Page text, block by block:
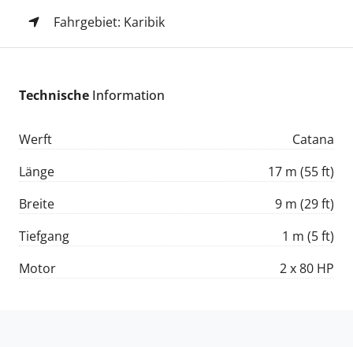
Fahrgebiet: Karibik
Technische Information
Werft
Catana
Länge
17 m (55 ft)
Breite
9 m (29 ft)
Tiefgang
1 m (5 ft)
Motor
2 x 80 HP